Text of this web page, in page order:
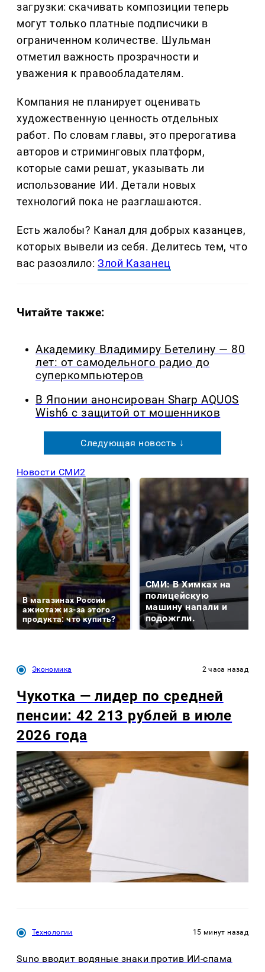
загрузки: скачивать композиции теперь
могут только платные подписчики в
ограниченном количестве. Шульман
отметил важность прозрачности и
уважения к правообладателям.
Компания не планирует оценивать
художественную ценность отдельных
работ. По словам главы, это прерогатива
авторов и стриминговых платформ,
которые сами решат, указывать ли
использование ИИ. Детали новых
технологий пока не разглашаются.
Есть жалобы? Канал для добрых казанцев,
которых вывели из себя. Делитеcь тем, что
вас разозлило:Злой Казанец
Читайте также:
Академику Владимиру Бетелину — 80
лет: от самодельного радио до
суперкомпьютеров
В Японии анонсирован Sharp AQUOS
Wish6 с защитой от мошенников
Следующая новость ↓
Новости СМИ2
В магазинах России
ажиотаж из-за этого
продукта: что купить?
СМИ: В Химках на
полицейскую
машину напали и
подожгли.
Экономика 2 часа назад
Чукотка — лидер по средней
пенсии: 42 213 рублей в июле
2026 года
Технологии 15 минут назад
Suno вводит водяные знаки против ИИ-спама